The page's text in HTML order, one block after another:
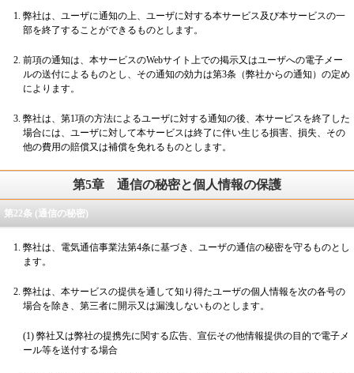
弊社は、ユーザに通知の上、ユーザに対する本サービス及び本サービスの一
部を終了することができるものとします。
前項の通知は、本サービスのWebサイト上での掲示又はユーザへの電子メー
ルの送付によるものとし、その通知の効力は第3条（弊社からの通知）の定め
によります。
弊社は、第1項の方法によるユーザに対する通知の後、本サービスを終了した
場合には、ユーザに対して本サービスは終了に伴い生じる損害、損失、その
他の費用の賠償又は補償を免れるものとします。
第5章 通信の秘密と個人情報の保護
第22条 (通信の秘密)
弊社は、電気通信事業法第4条に基づき、ユーザの通信の秘密を守るものとし
ます。
弊社は、本サービスの提供を通して知り得たユーザの個人情報を次の各号の
場合を除き、第三者に開示又は漏洩しないものとします。
(1) 弊社又は弊社の提携先に関する広告、宣伝その他情報提供の目的で電子メ
ール等を送付する場合